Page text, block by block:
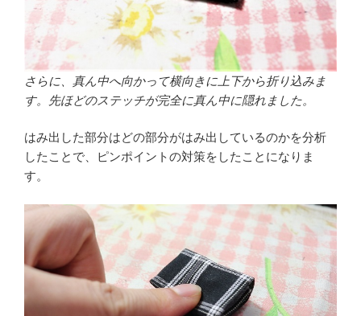
さらに、真ん中へ向かって横向きに上下から折り込みま
す。先ほどのステッチが完全に真ん中に隠れました。
はみ出した部分はどの部分がはみ出しているのかを分析
したことで、ピンポイントの対策をしたことになりま
す。